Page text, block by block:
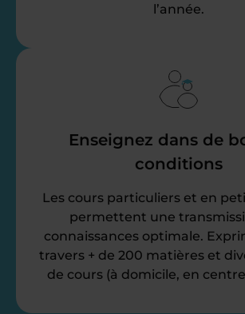
l’année.
Enseignez dans de
conditions
Les cours particuliers et en
permettent une
connaissances optimale.
travers + de 200 matières et
de cours (à domicile, en